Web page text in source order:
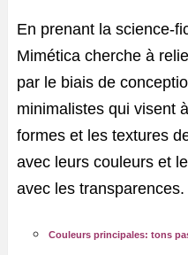
En prenant la science-
Mimética cherche à
par le biais de
minimalistes qui visent
formes et les textures
avec leurs couleurs et
avec les transparences.
Couleurs principales: tons